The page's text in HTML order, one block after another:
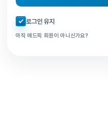
자동로그인 체크
로그인 유지
아직 애드픽 회원이 아니신가요?